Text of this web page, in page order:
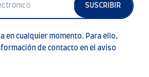
SUSCRIBIR
en cualquier momento. Para ello,
de contacto en el aviso